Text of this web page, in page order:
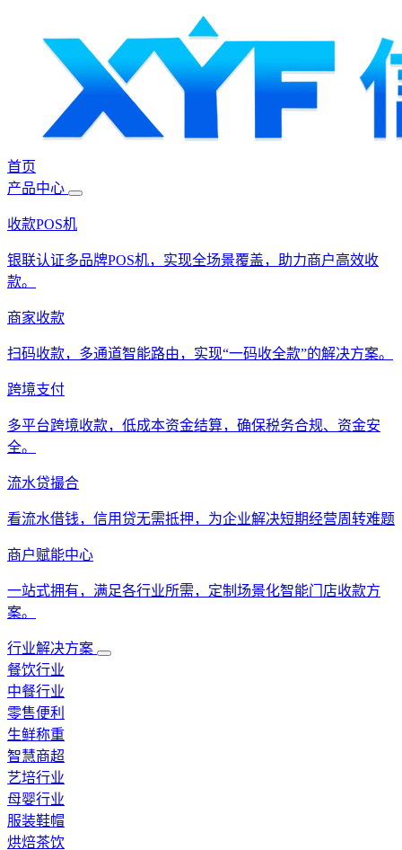
首页
产品中心
收款POS机
银联认证多品牌POS机，实现全场景覆盖，助力商户高效收
款。
商家收款
扫码收款，多通道智能路由，实现“一码收全款”的解决方案。
跨境支付
多平台跨境收款，低成本资金结算，确保税务合规、资金安
全。
流水贷撮合
看流水借钱，信用贷无需抵押，为企业解决短期经营周转难题
商户赋能中心
一站式拥有，满足各行业所需，定制场景化智能门店收款方
案。
行业解决方案
餐饮行业
中餐行业
零售便利
生鲜称重
智慧商超
艺培行业
母婴行业
服装鞋帽
烘焙茶饮